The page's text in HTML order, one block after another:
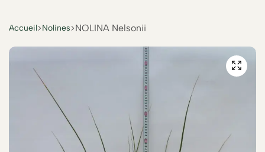
Accueil Nolines NOLINA Nelsonii